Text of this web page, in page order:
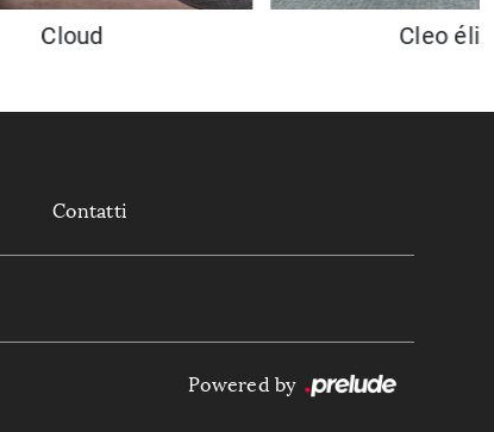
Cloud Cleo
Contatti
Powered by